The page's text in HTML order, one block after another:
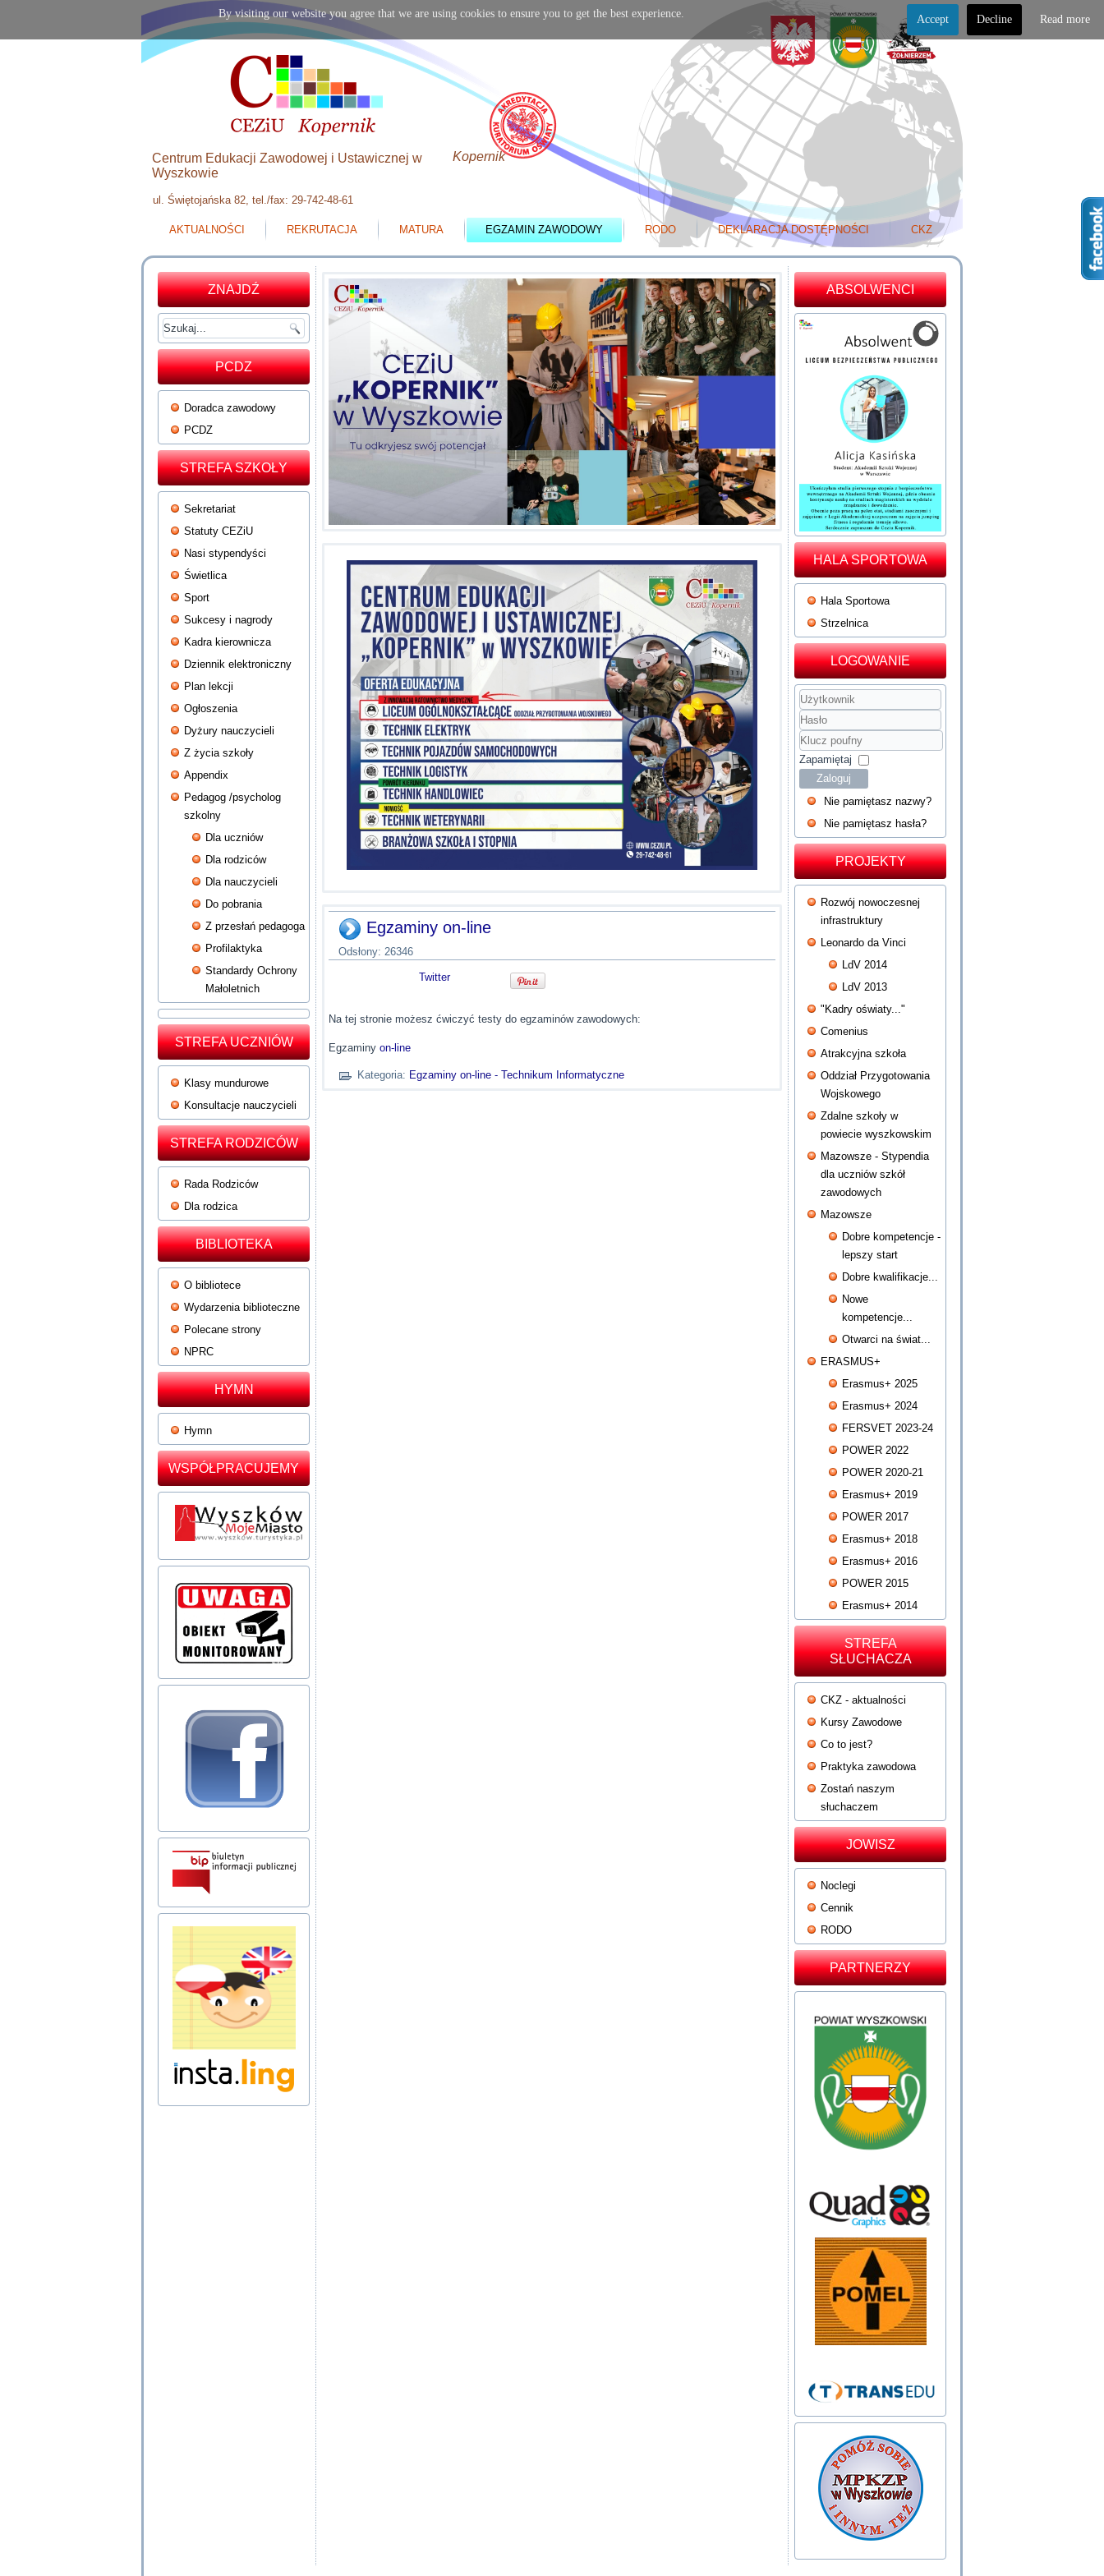
ul. Świętojańska 82, tel./fax: 29-742-48-61
Centrum Edukacji Zawodowej i Ustawicznej w
Wyszkowie
Kopernik
AKTUALNOŚCI REKRUTACJA MATURA EGZAMIN ZAWODOWY RODO DEKLARACJA DOSTĘPNOŚCI CKZ
ZNAJDŹ
PCDZ
Doradca zawodowy
PCDZ
STREFA SZKOŁY
Sekretariat
Statuty CEZiU
Nasi stypendyści
Świetlica
Sport
Sukcesy i nagrody
Kadra kierownicza
Dziennik elektroniczny
Plan lekcji
Ogłoszenia
Dyżury nauczycieli
Z życia szkoły
Appendix
Pedagog /psycholog
szkolny
Dla uczniów
Dla rodziców
Dla nauczycieli
Do pobrania
Z przesłań pedagoga
Profilaktyka
Standardy Ochrony
Małoletnich
STREFA UCZNIÓW
Klasy mundurowe
Konsultacje nauczycieli
STREFA RODZICÓW
Rada Rodziców
Dla rodzica
BIBLIOTEKA
O bibliotece
Wydarzenia biblioteczne
Polecane strony
NPRC
HYMN
Hymn
WSPÓŁPRACUJEMY
Egzaminy on-line
Odsłony: 26346
Twitter
Na tej stronie możesz ćwiczyć testy do egzaminów zawodowych:
Egzaminy on-line
Kategoria: Egzaminy on-line - Technikum Informatyczne
ABSOLWENCI
HALA SPORTOWA
Hala Sportowa
Strzelnica
LOGOWANIE
Użytkownik
Hasło
Klucz
poufny
Zapamiętaj
Zaloguj
Nie pamiętasz nazwy?
Nie pamiętasz hasła?
PROJEKTY
Rozwój nowoczesnej
infrastruktury
Leonardo da Vinci
LdV 2014
LdV 2013
"Kadry oświaty..."
Comenius
Atrakcyjna szkoła
Oddział Przygotowania
Wojskowego
Zdalne szkoły w
powiecie wyszkowskim
Mazowsze - Stypendia
dla uczniów szkół
zawodowych
Mazowsze
Dobre kompetencje -
lepszy start
Dobre kwalifikacje...
Nowe
kompetencje...
Otwarci na świat...
ERASMUS+
Erasmus+ 2025
Erasmus+ 2024
FERSVET 2023-24
POWER 2022
POWER 2020-21
Erasmus+ 2019
POWER 2017
Erasmus+ 2018
Erasmus+ 2016
POWER 2015
Erasmus+ 2014
STREFA
SŁUCHACZA
CKZ - aktualności
Kursy Zawodowe
Co to jest?
Praktyka zawodowa
Zostań naszym
słuchaczem
JOWISZ
Noclegi
Cennik
RODO
PARTNERZY
By visiting our website you agree that we are using cookies to ensure you to get the best experience. Accept Decline Read more